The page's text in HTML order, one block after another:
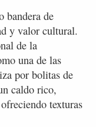
bandera de
y valor cultural.
de la
una de las
por bolitas de
caldo rico,
texturas